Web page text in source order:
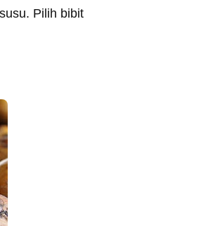
Pilih bibit